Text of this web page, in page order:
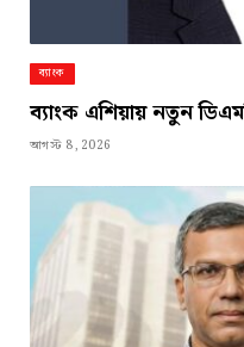
ব্যাংক
ব্যাংক এশিয়ায় নতুন
আগস্ট 8, 2026